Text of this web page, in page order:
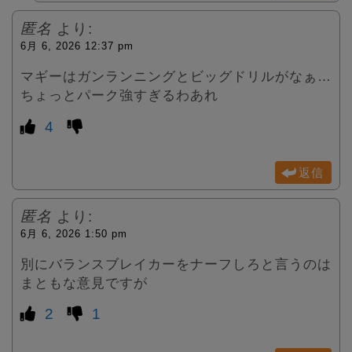
匿名 より:
6月 6, 2026 12:37 pm
マギーはガンランニングとビッグドリルがなぁ…
ちょっとパーク強すぎるわあれ
4
返信
匿名 より:
6月 6, 2026 1:50 pm
別にバランスブレイカーをナーフしろと言うのは
まともな意見ですが
2 1